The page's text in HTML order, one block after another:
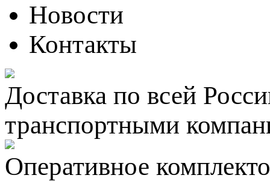
Новости
Контакты
Доставка по всей
транспортными
Оперативное